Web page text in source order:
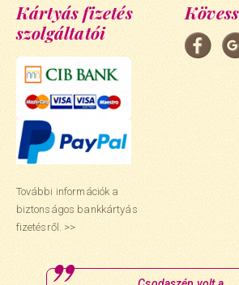
Kártyás fizetés
szolgáltatói
További információk a
biztonságos bankkártyás
fizetésről. >>